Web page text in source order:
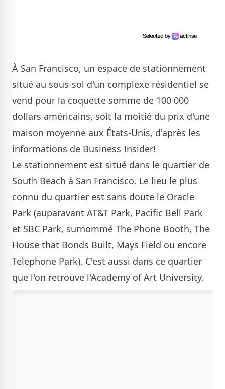
À San Francisco, un espace de stationnement
situé au sous-sol d'un complexe résidentiel se
vend pour la coquette somme de 100 000
dollars américains, soit la moitié du prix d'une
maison moyenne aux États-Unis, d'après les
informations de Business Insider!
Le stationnement est situé dans le quartier de
South Beach à San Francisco. Le lieu le plus
connu du quartier est sans doute le Oracle
Park (auparavant AT&T Park, Pacific Bell Park
et SBC Park, surnommé The Phone Booth, The
House that Bonds Built, Mays Field ou encore
Telephone Park). C'est aussi dans ce quartier
que l'on retrouve l'Academy of Art University.